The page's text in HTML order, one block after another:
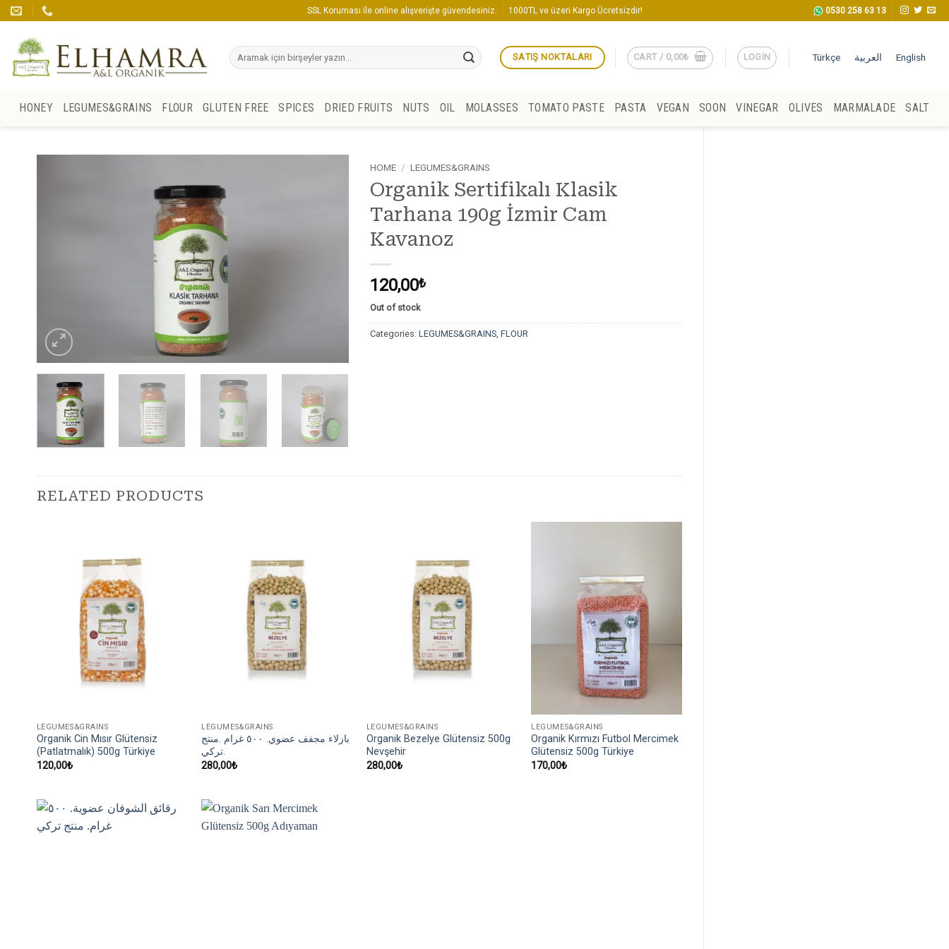
Skip
to
content
SSL Koruması ile online alışverişte güvendesiniz. 1000TL ve üzeri Kargo Ücretsizdir! 0530 258 63 13
Search
for:
SATIŞ NOKTALARI CART / 0,00₺ LOGIN Türkçe العربية English
HONEY LEGUMES&GRAINS FLOUR GLUTEN FREE SPICES DRIED FRUITS NUTS OIL MOLASSES TOMATO PASTE PASTA VEGAN SOON VINEGAR OLIVES MARMALADE SALT
HOME / LEGUMES&GRAINS
Organik Sertifikalı Klasik
Tarhana 190g İzmir Cam
Kavanoz
120,00₺
Out of stock
Categories: LEGUMES&GRAINS FLOUR
RELATED PRODUCTS
LEGUMES&GRAINS
Organik Cin Mısır Glütensiz
(Patlatmalık) 500g Türkiye
120,00₺
LEGUMES&GRAINS
بازلاء مجفف عضوي. ٥٠٠ غرام .منتج
تركي.
280,00₺
LEGUMES&GRAINS
Organik Bezelye Glütensiz 500g
Nevşehir
280,00₺
LEGUMES&GRAINS
Organik Kırmızı Futbol Mercimek
Glütensiz 500g Türkiye
170,00₺